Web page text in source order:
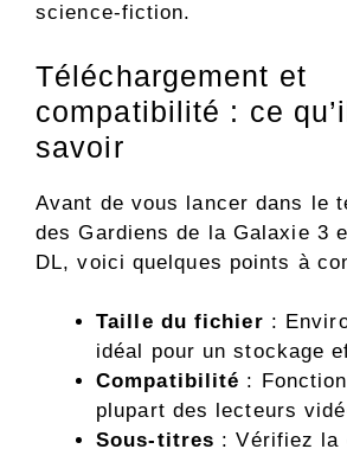
science-fiction.
Téléchargement et
compatibilité : ce
savoir
Avant de vous lancer dans le
des Gardiens de la Galaxie 3
DL, voici quelques points à
Taille du fichier :
idéal pour un stockage
Compatibilité :
plupart des lecteurs
Sous-titres : Vérifiez la